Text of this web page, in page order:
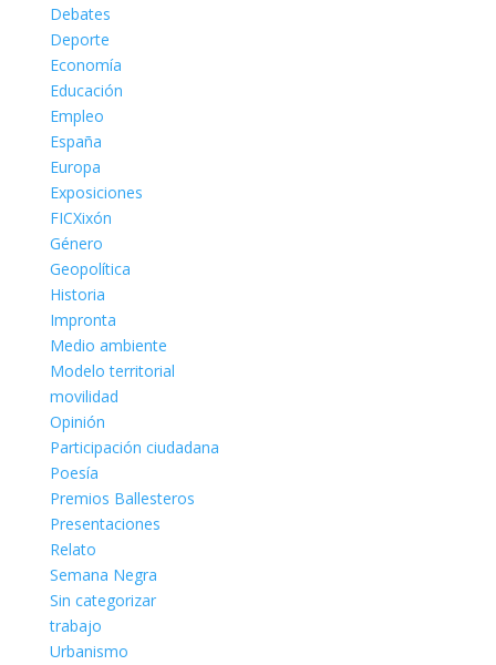
Debates
Deporte
Economía
Educación
Empleo
España
Europa
Exposiciones
FICXixón
Género
Geopolítica
Historia
Impronta
Medio ambiente
Modelo territorial
movilidad
Opinión
Participación ciudadana
Poesía
Premios Ballesteros
Presentaciones
Relato
Semana Negra
Sin categorizar
trabajo
Urbanismo